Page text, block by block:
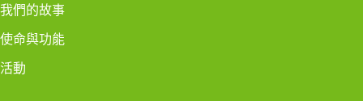
我們的故事
使命與功能
活動